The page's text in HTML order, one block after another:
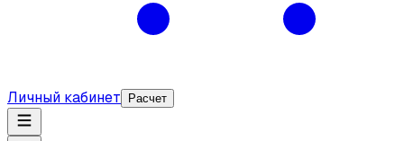
Личный кабинет Расчет